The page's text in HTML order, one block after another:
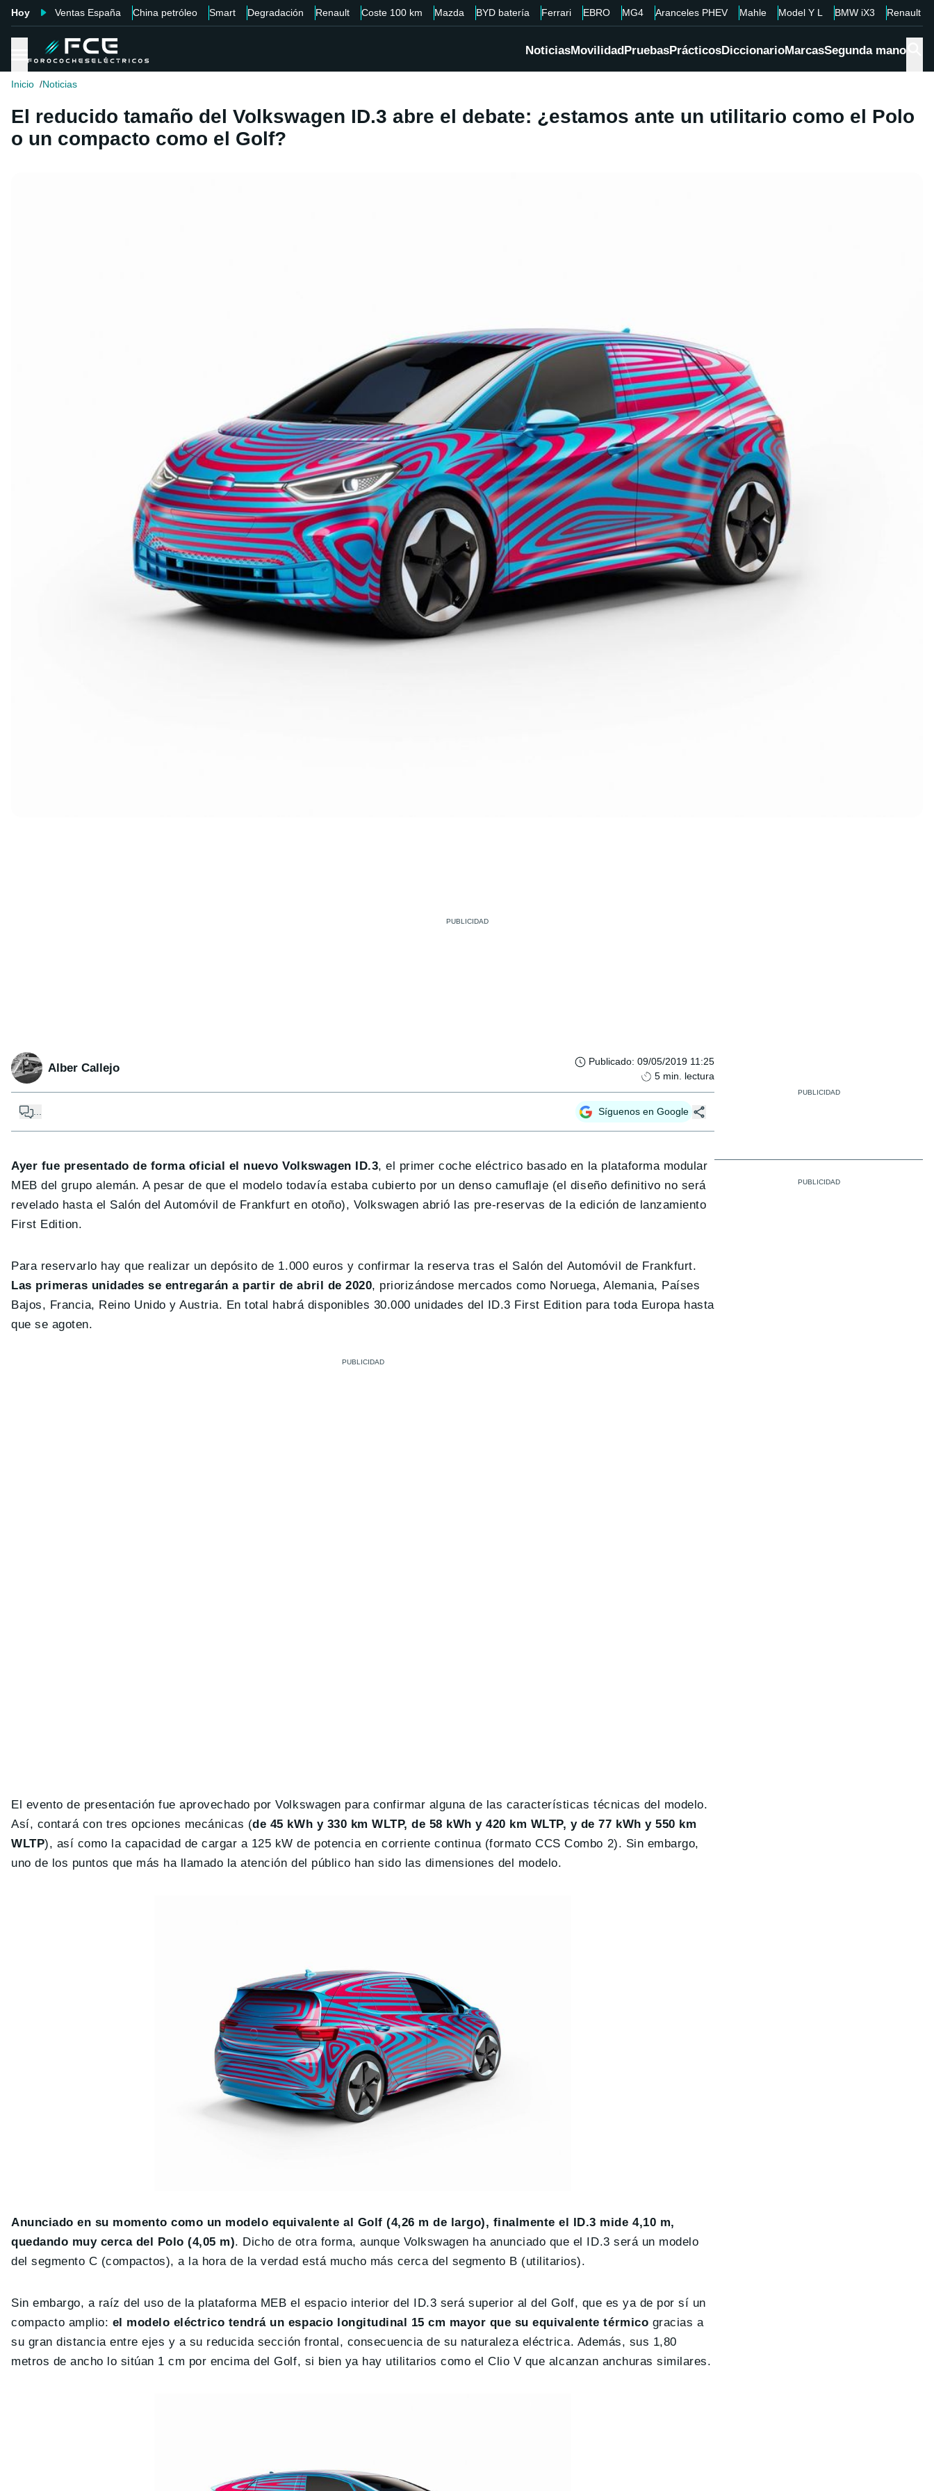
Hoy Ventas España China petróleo Smart Degradación Renault Coste 100 km Mazda BYD batería Ferrari EBRO MG4 Aranceles PHEV Mahle Model Y L BMW iX3 Renault
NoticiasMovilidadPruebasPrácticosDiccionarioMarcasSegunda mano
Inicio Noticias
El reducido tamaño del Volkswagen ID.3 abre el debate: ¿estamos ante un utilitario como el Polo
o un compacto como el Golf?
Alber Callejo Publicado: 09/05/2019 11:25
5 min. lectura
Síguenos en Google
Ayer fue presentado de forma oficial el nuevo Volkswagen ID.3, el primer coche eléctrico basado en la plataforma modular
MEB del grupo alemán. A pesar de que el modelo todavía estaba cubierto por un denso camuflaje (el diseño definitivo no será
revelado hasta el Salón del Automóvil de Frankfurt en otoño), Volkswagen abrió las pre-reservas de la edición de lanzamiento
First Edition.
Para reservarlo hay que realizar un depósito de 1.000 euros y confirmar la reserva tras el Salón del Automóvil de Frankfurt.
Las primeras unidades se entregarán a partir de abril de 2020, priorizándose mercados como Noruega, Alemania, Países
Bajos, Francia, Reino Unido y Austria. En total habrá disponibles 30.000 unidades del ID.3 First Edition para toda Europa hasta
que se agoten.
El evento de presentación fue aprovechado por Volkswagen para confirmar alguna de las características técnicas del modelo.
Así, contará con tres opciones mecánicas (de 45 kWh y 330 km WLTP, de 58 kWh y 420 km WLTP, y de 77 kWh y 550 km
WLTP), así como la capacidad de cargar a 125 kW de potencia en corriente continua (formato CCS Combo 2). Sin embargo,
uno de los puntos que más ha llamado la atención del público han sido las dimensiones del modelo.
Anunciado en su momento como un modelo equivalente al Golf (4,26 m de largo), finalmente el ID.3 mide 4,10 m,
quedando muy cerca del Polo (4,05 m). Dicho de otra forma, aunque Volkswagen ha anunciado que el ID.3 será un modelo
del segmento C (compactos), a la hora de la verdad está mucho más cerca del segmento B (utilitarios).
Sin embargo, a raíz del uso de la plataforma MEB el espacio interior del ID.3 será superior al del Golf, que es ya de por sí un
compacto amplio: el modelo eléctrico tendrá un espacio longitudinal 15 cm mayor que su equivalente térmico gracias a
su gran distancia entre ejes y a su reducida sección frontal, consecuencia de su naturaleza eléctrica. Además, sus 1,80
metros de ancho lo sitúan 1 cm por encima del Golf, si bien ya hay utilitarios como el Clio V que alcanzan anchuras similares.